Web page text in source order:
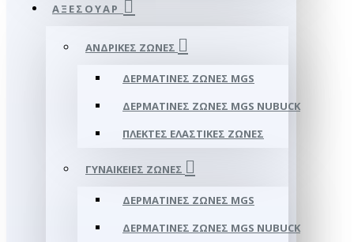
ΑΞΕΣΟΥΑΡ
ΑΝΔΡΙΚΈΣ ΖΏΝΕΣ
ΔΕΡΜΆΤΙΝΕΣ ΖΏΝΕΣ MGS
ΔΕΡΜΆΤΙΝΕΣ ΖΏΝΕΣ MGS NUBUCK
ΠΛΕΚΤΈΣ ΕΛΑΣΤΙΚΈΣ ΖΏΝΕΣ
ΓΥΝΑΙΚΕΊΕΣ ΖΏΝΕΣ
ΔΕΡΜΆΤΙΝΕΣ ΖΏΝΕΣ MGS
ΔΕΡΜΆΤΙΝΕΣ ΖΏΝΕΣ MGS NUBUCK